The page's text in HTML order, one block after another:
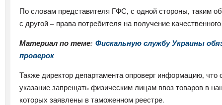
По словам представителя ГФС, с одной стороны, таким
с другой – права потребителя на получение
Материал по теме: Фискальную службу Украины
проверок
Также директор департамента опроверг информацию,
указание запрещать физическим лицам ввоз товаров в
которых заявлены в таможенном реестре.